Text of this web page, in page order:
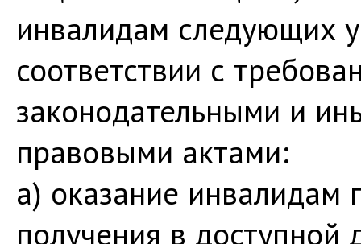
инвалидам следующих
соответствии с
законодательными и
правовыми актами:
а) оказание
получения в